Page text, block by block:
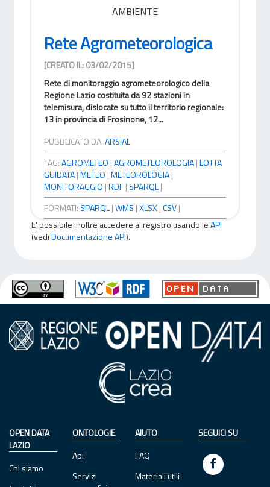
AMBIENTE
Rete Agrometeorologica
[CREATO IL: 03/02/2015]
Rete di monitoraggio agrometeorologico della
Regione Lazio costituita da 92 stazioni in
telemisura, dislocate su tutto il territorio regionale:
13 in provincia di Frosinone, 12...
PUBBLICATO DA:ARSIAL
TAG:AGROMETEO |AGROMETEOROLOGIA|LOTTA
GUIDATA|METEO |METEOROLOGIA|
MONITORAGGIO |RDF| SPARQL|
FORMATI: SPARQL|WMS |XLSX|CSV|
E' possibile inoltre accedere al registro usando leAPI
(vediDocumentazione API).
OPEN DATA
LAZIO
Chi siamo
ONTOLOGIE
Api
Servizi
AIUTO
FAQ
Materiali utili
SEGUICI SU